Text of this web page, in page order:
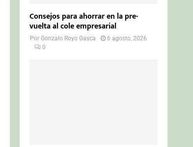
Consejos para ahorrar en la pre-
vuelta al cole empresarial
PorGonzalo Royo Gasca
6 agosto, 2026
0